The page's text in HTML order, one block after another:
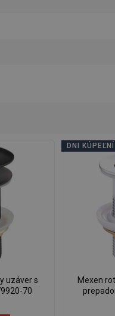
uzáver s
70
DNI KÚPEĽNÍ
Mexen